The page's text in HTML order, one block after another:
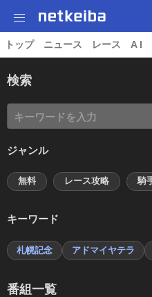
トップ ニュース レース A I
検索
ジャンル
無料 レース攻略 騎
キーワード
札幌記念 アドマイヤテラ
番組一覧